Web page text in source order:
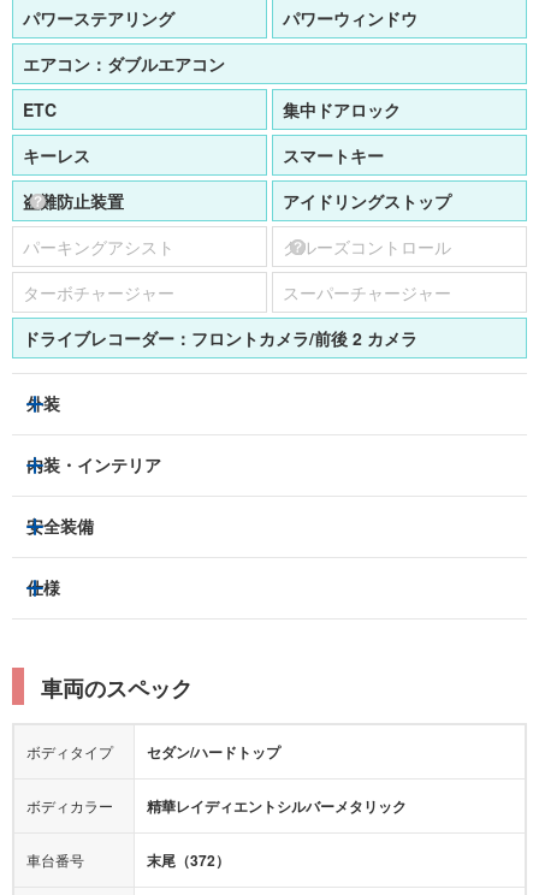
パワーステアリング
パワーウィンドウ
エアコン： ダブルエアコン
ETC
集中ドアロック
キーレス
スマートキー
盗難防止装置
アイドリングストップ
パーキングアシスト
クルーズコントロール
ターボチャージャー
スーパーチャージャー
ドライブレコーダー： フロントカメラ 前後 2 カメラ
外装
LEDヘッドライト
アルミホイール：あり
サンルーフ/ガラスルーフ
ルーフレール
エアロパーツ
ローダウン
内装・インテリア
3列シート
ベンチシート
パワーシート
シートヒーター
カーナビ：メモリーナビ他
ブルーレイ DVD
CD ミュージックサーバー ディスプレイオーディ
安全装備
トラクションコントロール
レーンキープアシスト
横滑り防止装置
衝突被害軽減プレーキ
カメラ：バック
エアバッグ：
運転席 助手席 サイド カーテン
衝撃緩和ヘッドレスト
仕様
車両のスペック
ボディタイプ セダン/ハードトップ
ボディカラー 精華レイディエントシルバーメタリック
車台番号 末尾（372）